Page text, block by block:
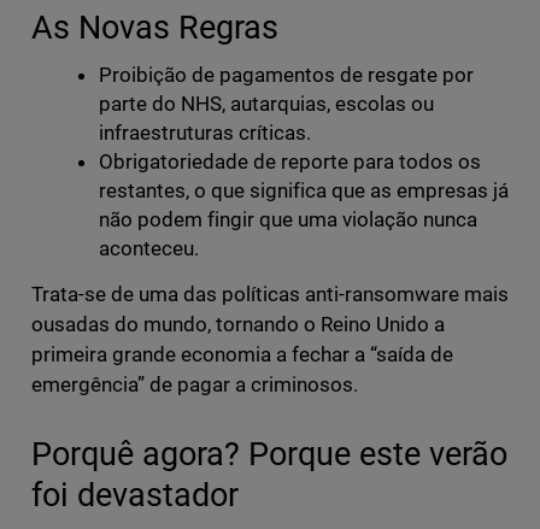
As Novas Regras
Proibição de pagamentos de resgate por
parte do NHS, autarquias, escolas ou
infraestruturas críticas.
Obrigatoriedade de reporte para todos os
restantes, o que significa que as empresas já
não podem fingir que uma violação nunca
aconteceu.
Trata-se de uma das políticas anti-ransomware mais
ousadas do mundo, tornando o Reino Unido a
primeira grande economia a fechar a “saída de
emergência” de pagar a criminosos.
Porquê agora? Porque este verão
foi devastador